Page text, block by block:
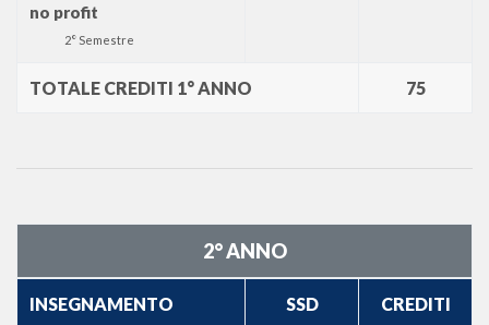
no profit
2° Semestre
TOTALE CREDITI 1° ANNO 75
2° ANNO
INSEGNAMENTO SSD CREDITI